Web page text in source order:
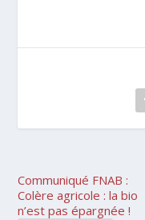
Communiqué FNAB :
Colère agricole : la bio
n’est pas épargnée !